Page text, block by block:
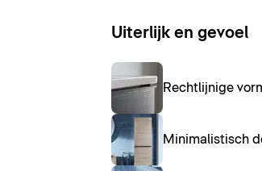
Uiterlijk en gevoel
Rechtlijnige
Minimalistisch